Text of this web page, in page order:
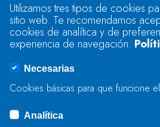
Se produjo un error al
"text".
Se produjo un error al
Utilizamos tres tipos de cookies
sitio web. Te recomendamos
cookies de analítica y de
experiencia de navegación.
Necesarias
Cookies básicas para que funcione
Analítica